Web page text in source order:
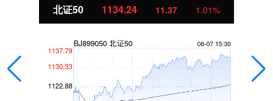
北证50 1134.24 11.37 1.01%